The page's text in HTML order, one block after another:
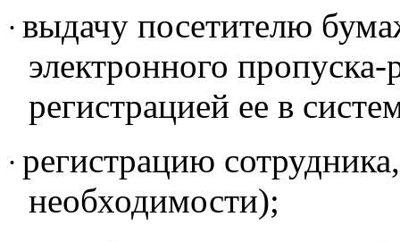
· выдачу посетителю
электронного
регистрацией ее в
· регистрацию
необходимости);